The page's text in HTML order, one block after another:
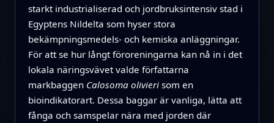
starkt industrialiserad och jordbruksintensiv stad i
Egyptens Nildelta som hyser stora
bekämpningsmedels‑ och kemiska anläggningar.
För att se hur långt föroreningarna kan nå in i det
lokala näringsvävet valde författarna
markbaggen Calosoma olivierisom en
bioindikatorart. Dessa baggar är vanliga, lätta att
fånga och samspelar nära med jorden där